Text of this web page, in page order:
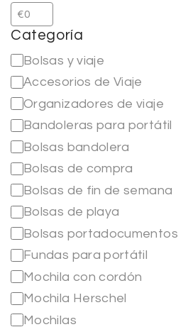
Categoría
Bolsas y viaje
Accesorios de Viaje
Organizadores de viaje
Bandoleras para portátil
Bolsas bandolera
Bolsas de compra
Bolsas de fin de semana
Bolsas de playa
Bolsas portadocumentos
Fundas para portátil
Mochila con cordón
Mochila Herschel
Mochilas